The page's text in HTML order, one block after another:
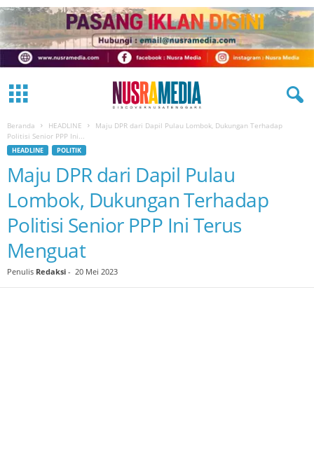
Beranda HEADLINE
Maju DPR dari Dapil Pulau Lombok, Dukungan Terhadap
Politisi Senior PPP Ini...
HEADLINE POLITIK
Maju DPR dari Dapil Pulau
Lombok, Dukungan Terhadap
Politisi Senior PPP Ini Terus
Menguat
Penulis Redaksi - 20 Mei 2023